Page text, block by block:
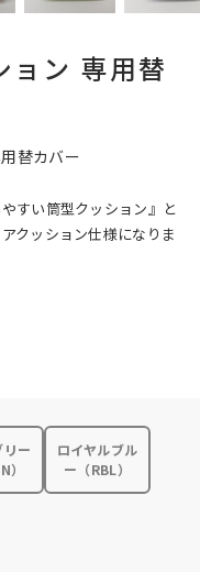
ョン 専用替
替カバー
すい筒型クッション』と
クッション仕様になりま
リー
）
ロイヤルブル
ー（RBL）